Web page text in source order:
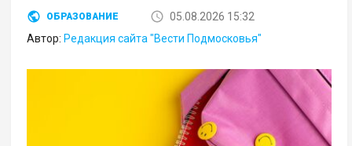
ОБРАЗОВАНИЕ
05.08.2026 15:32
Автор: Редакция сайта "Вести Подмосковья"